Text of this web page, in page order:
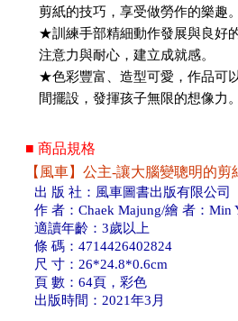
剪紙的技巧，享受做勞作的樂趣。
★訓練手部精細動作發展與良好
注意力與耐心，建立成就感。
★色彩豐富、造型可愛，作品可
間擺設，發揮孩子無限的想像力。
■ 商品規格
【風車】公主-讓大腦變聰明的剪
出 版 社：風車圖書出版有限公司
作 者：Chaek Majung/繪 者：Min
適讀年齡：3歲以上
條 碼：4714426402824
尺 寸：26*24.8*0.6cm
頁 數：64頁，彩色
出版時間：2021年3月